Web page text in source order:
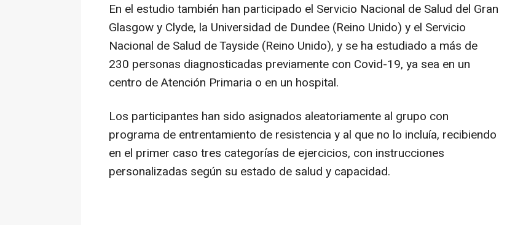
En el estudio también han participado el Servicio Nacional de Salud del Gran
Glasgow y Clyde, la Universidad de Dundee (Reino Unido) y el Servicio
Nacional de Salud de Tayside (Reino Unido), y se ha estudiado a más de
230 personas diagnosticadas previamente con Covid-19, ya sea en un
centro de Atención Primaria o en un hospital.
Los participantes han sido asignados aleatoriamente al grupo con
programa de entrentamiento de resistencia y al que no lo incluía, recibiendo
en el primer caso tres categorías de ejercicios, con instrucciones
personalizadas según su estado de salud y capacidad.